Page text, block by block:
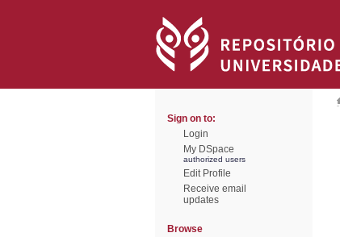
Sign on to:
Login
My DSpace
authorized users
Edit Profile
Receive email
updates
Browse